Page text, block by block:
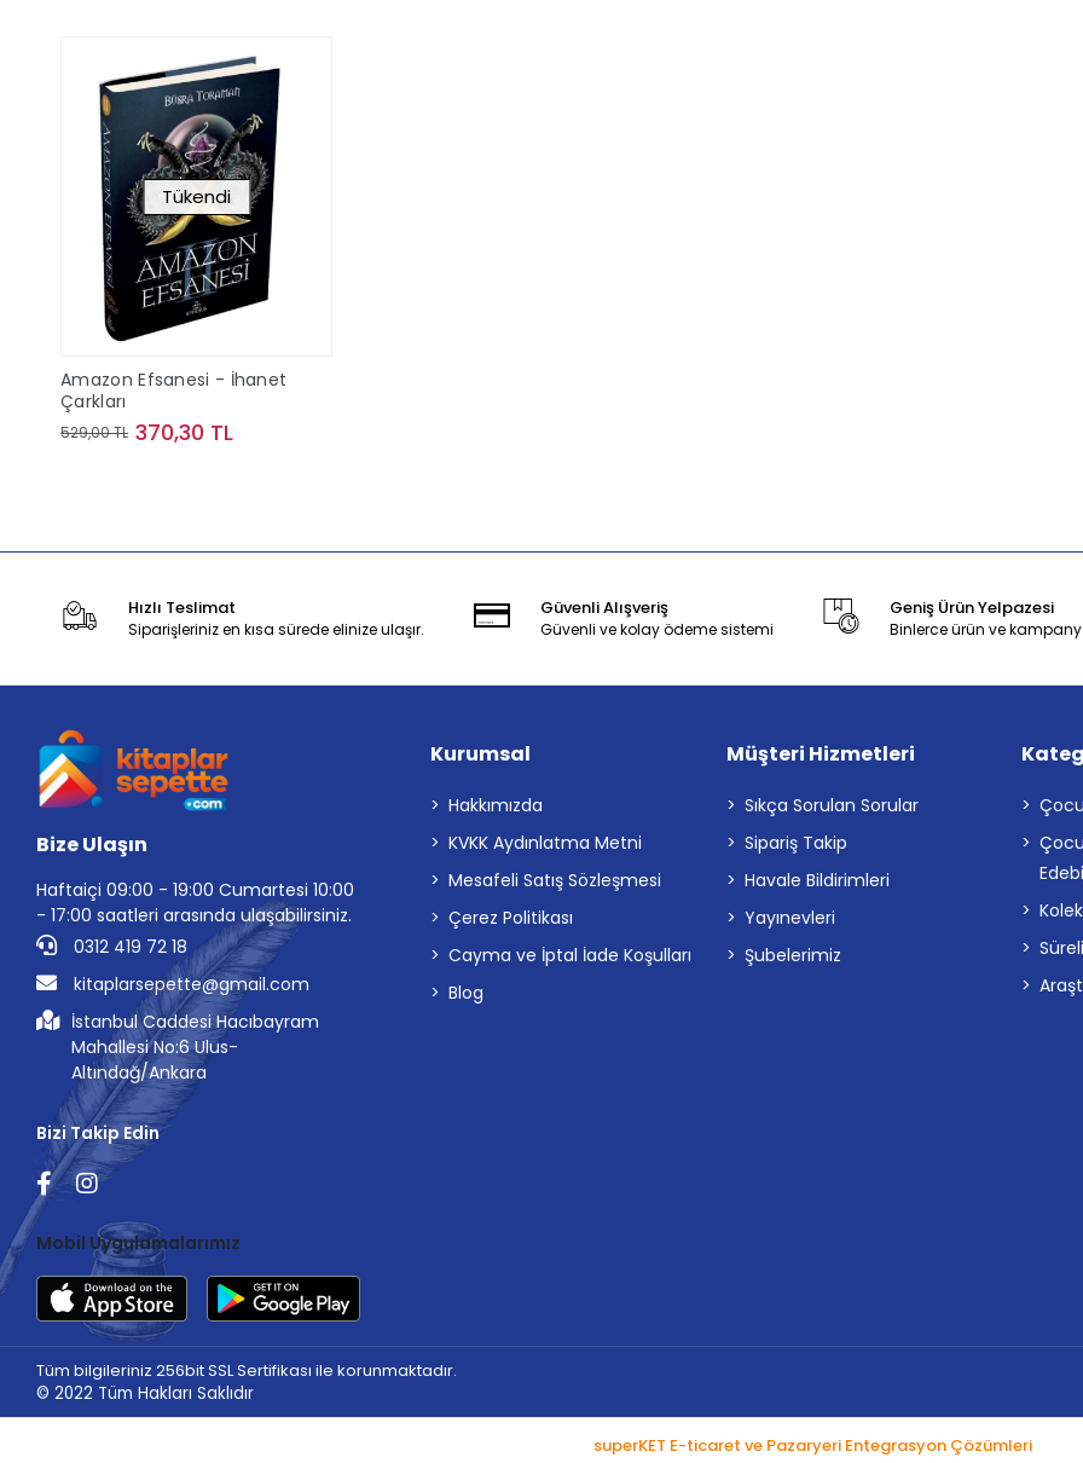
Tükendi
Amazon Efsanesi - İhanet
Çarkları
529,00 TL 370,30 TL
Hızlı Teslimat
Siparişleriniz en kısa sürede elinize ulaşır.
Güvenli Alışveriş
Güvenli ve kolay ödeme sistemi
Geniş Ürün Yelpazesi
Binlerce ürün ve
Bize Ulaşın
Haftaiçi 09:00 - 19:00 Cumartesi 10:00
- 17:00 saatleri arasında ulaşabilirsiniz.
0312 419 72 18
kitaplarsepette@gmail.com
İstanbul Caddesi Hacıbayram
Mahallesi No:6 Ulus-
Altındağ/Ankara
Bizi Takip Edin
Mobil Uygulamalarımız
Kurumsal
Hakkımızda
KVKK Aydınlatma Metni
Mesafeli Satış Sözleşmesi
Çerez Politikası
Cayma ve İptal İade Koşulları
Blog
Müşteri Hizmetleri
Sıkça Sorulan Sorular
Sipariş Takip
Havale Bildirimleri
Yayınevleri
Şubelerimiz
Tüm bilgileriniz 256bit SSL Sertifikası ile korunmaktadır.
© 2022 Tüm Hakları Saklıdır
superKET E-ticaret ve Pazaryeri Entegrasyon Çözümleri